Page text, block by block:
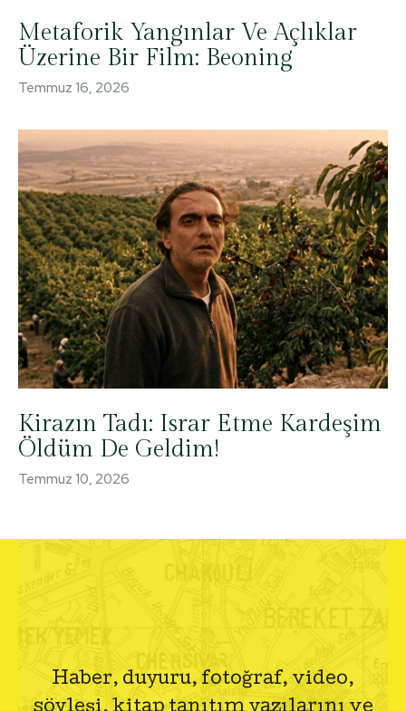
Metaforik Yangınlar Ve Açlıklar
Üzerine Bir Film: Beoning
Temmuz 16, 2026
Kirazın Tadı: Israr Etme Kardeşim
Öldüm De Geldim!
Temmuz 10, 2026
Haber, duyuru, fotoğraf, video,